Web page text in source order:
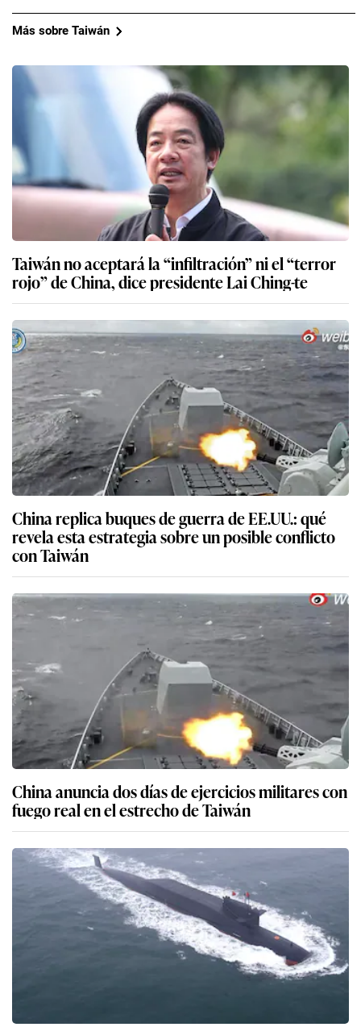
Más sobre Taiwán
Taiwán no aceptará la “infiltración” ni el “terror
rojo” de China, dice presidente Lai Ching-te
China replica buques de guerra de EE.UU.: qué
revela esta estrategia sobre un posible conflicto
con Taiwán
China anuncia dos días de ejercicios militares con
fuego real en el estrecho de Taiwán